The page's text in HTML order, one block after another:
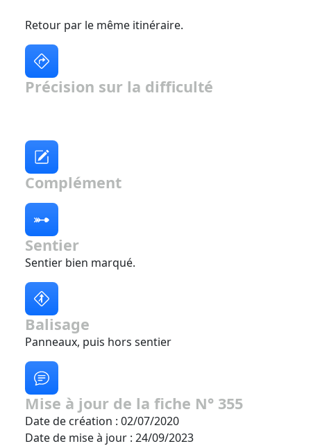
Retour par le même itinéraire.
Précision sur la difficulté
Complément
Sentier
Sentier bien marqué.
Balisage
Panneaux, puis hors sentier
Mise à jour de la fiche N° 355
Date de création : 02/07/2020
Date de mise à jour : 24/09/2023